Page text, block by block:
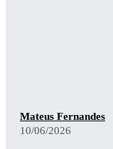
Mateus Fernandes
10/06/2026